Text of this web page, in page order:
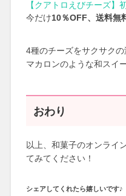
【クアトロえびチーズ】
今だけ10％OFF、送料無
4種のチーズをサクサク
マカロンのような和スイ
おわり
以上、和菓子のオンライ
てみてください！
シェアしてくれたら嬉しいです♪